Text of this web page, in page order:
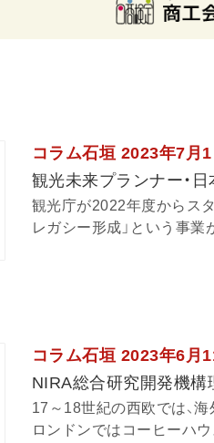
コラム石垣 2023年7月
観光未来プランナー・
観光庁が2022年度からス
レガシー形成」という事
コラム石垣 2023年6月
NIRA総合研究開発機
17～18世紀の西欧では、
ロンドンではコーヒーハ